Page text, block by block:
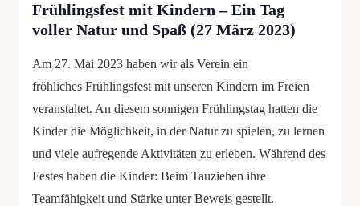
Frühlingsfest mit Kindern – Ein Tag
voller Natur und Spaß (27 März 2023)
Am 27. Mai 2023 haben wir als Verein ein
fröhliches Frühlingsfest mit unseren Kindern im Freien
veranstaltet. An diesem sonnigen Frühlingstag hatten die
Kinder die Möglichkeit, in der Natur zu spielen, zu lernen
und viele aufregende Aktivitäten zu erleben. Während des
Festes haben die Kinder: Beim Tauziehen ihre
Teamfähigkeit und Stärke unter Beweis gestellt.